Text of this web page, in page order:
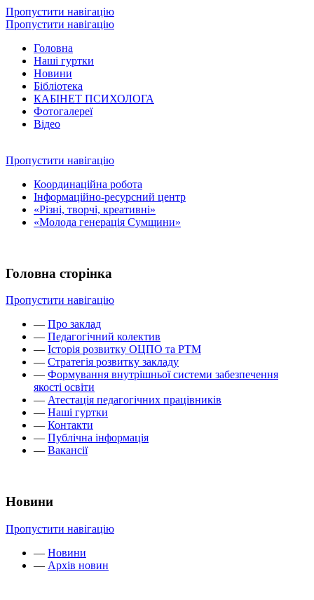
Пропустити навігацію
Пропустити навігацію
Головна
Наші гуртки
Новини
Бібліотека
КАБІНЕТ ПСИХОЛОГА
Фотогалереї
Відео
Пропустити навігацію
Координаційна робота
Інформаційно-ресурсний центр
«Різні, творчі, креативні»
«Молода генерація Сумщини»
Головна сторінка
Пропустити навігацію
— Про заклад
— Педагогічний колектив
— Історія розвитку ОЦПО та РТМ
— Стратегія розвитку закладу
— Формування внутрішньої системи забезпечення
якості освіти
— Атестація педагогічних працівників
— Наші гуртки
— Контакти
— Публічна інформація
— Вакансії
Новини
Пропустити навігацію
— Новини
— Архів новин